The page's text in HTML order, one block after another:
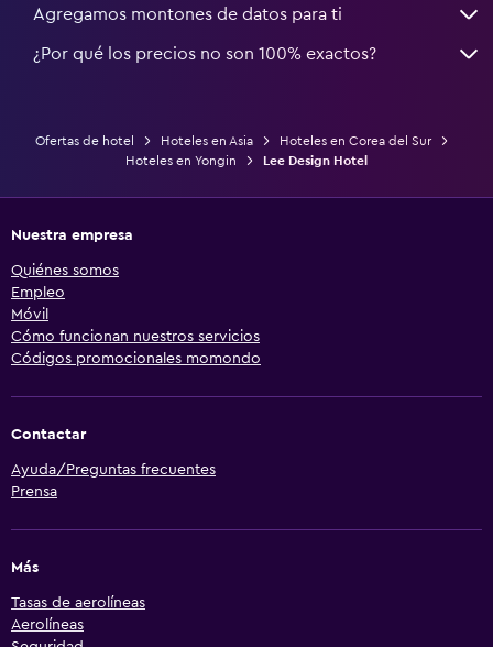
Agregamos montones de datos para ti
¿Por qué los precios no son 100% exactos?
Ofertas de hotel Hoteles en Asia
Hoteles en Corea del Sur
Hoteles en Yongin
Lee Design Hotel
Nuestra empresa
Quiénes somos
Empleo
Móvil
Cómo funcionan nuestros servicios
Códigos promocionales momondo
Contactar
Ayuda/Preguntas frecuentes
Prensa
Más
Tasas de aerolíneas
Aerolíneas